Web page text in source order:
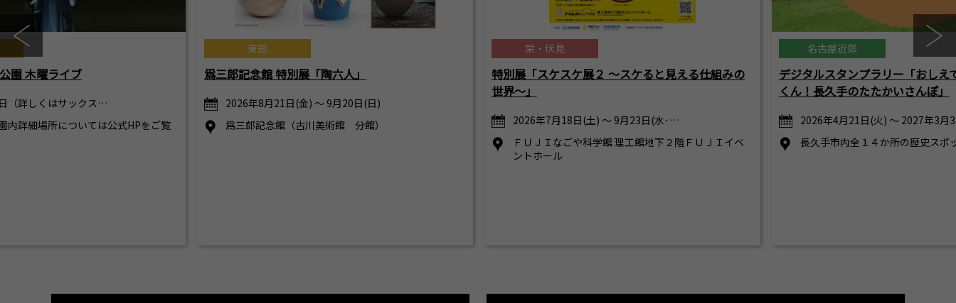
園 木曜ライブ
（詳しくはサックス…
内詳細場所については公式HPをご覧
東部
爲三郎記念館 特別展「陶六人」
2026年8月21日(金) ～ 9月20日(日)
爲三郎記念館（古川美術館 分館）
栄・伏見
特別展「スケスケ展２ ～スケると見える仕組みの
世界～」
2026年7月18日(土) ～ 9月23日(水･…
ＦＵＪＩなごや科学館 理工館地下２階ＦＵＪＩイベ
ントホール
名古屋近郊
デジタルスタンプラリー「おしえ
くん！長久手のたたかいさんぽ」
2026年4月21日(火) ～ 2027年3
長久手市内全１４か所の歴史スポ